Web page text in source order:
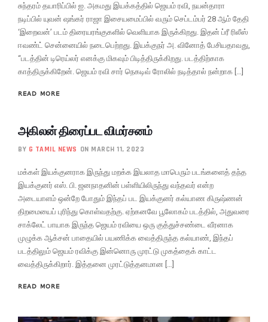
சுந்தரம் தயாரிப்பில் ஐ. அகமது இயக்கத்தில் ஜெயம் ரவி, நயன்தாரா
நடிப்பில் யுவன் ஷங்கர் ராஜா இசையமைப்பில் வரும் செப்டம்பர் 28 ஆம் தேதி
‘இறைவன்’ படம் திரையரங்குகளில் வெளியாக இருக்கிறது. இதன் ப்ரீ ரிலீஸ்
ஈவண்ட் சென்னையில் நடைபெற்றது. இயக்குநர் அ. வினோத் பேசியதாவது,
“படத்தின் டிரெய்லர் எனக்கு மிகவும் பிடித்திருக்கிறது. படத்திற்காக
காத்திருக்கிறேன். ஜெயம் ரவி சார் நெகடிவ் ரோலில் நடித்தால் நன்றாக […]
READ MORE
அகிலன் திரைப்பட விமர்சனம்
BY G TAMIL NEWS ON MARCH 11, 2023
மக்கள் இயக்குனராக இருந்து மறக்க இயலாத மாபெரும் படங்களைத் தந்த
இயக்குனர் எஸ். பி. ஜனநாதனின் பள்ளியிலிருந்து வந்தவர் என்ற
அடையாளம் ஒன்றே போதும் இந்தப் பட இயக்குனர் கல்யாண கிருஷ்ணன்
திறமையைப் புரிந்து கொள்வதற்கு. ஏற்கனவே பூலோகம் படத்தில், அதுவரை
சாக்லேட் பாயாக இருந்த ஜெயம் ரவியை ஒரு குத்துச்சண்டை வீரனாக
முழுக்க ஆக்சன் பாதையில் பயணிக்க வைத்திருந்த கல்யாண், இந்தப்
படத்திலும் ஜெயம் ரவிக்கு இன்னொரு முரட்டு முகத்தைக் காட்ட
வைத்திருக்கிறார். இத்தனை முரட்டுத்தனமான […]
READ MORE